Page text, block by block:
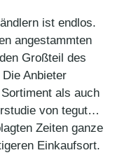
ist endlos.
angestammten
Großteil des
Anbieter
als auch
von tegut…
Zeiten ganze
Einkaufsort.